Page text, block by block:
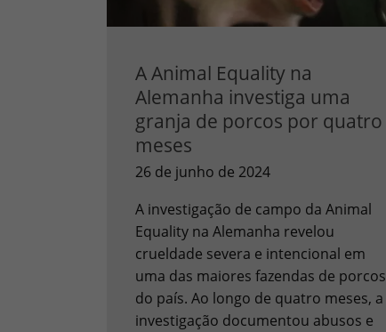
A Animal Equality na
Alemanha investiga uma
granja de porcos por quatro
meses
26 de junho de 2024
A investigação de campo da Animal
Equality na Alemanha revelou
crueldade severa e intencional em
uma das maiores fazendas de porcos
do país. Ao longo de quatro meses, a
investigação documentou abusos e